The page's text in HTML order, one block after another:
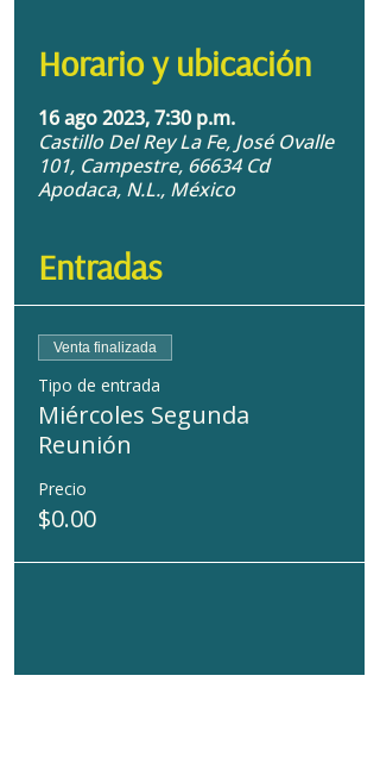
Horario y ubicación
16 ago 2023, 7:30 p.m.
Castillo Del Rey La Fe, José Ovalle
101, Campestre, 66634 Cd
Apodaca, N.L., México
Entradas
Venta finalizada
Tipo de entrada
Miércoles Segunda
Reunión
Precio
$0.00